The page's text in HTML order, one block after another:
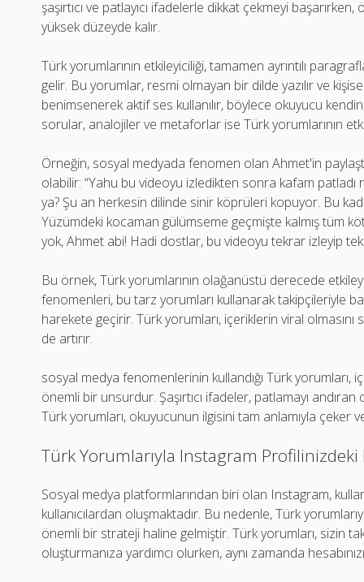
şaşırtıcı ve patlayıcı ifadelerle dikkat çekmeyi
yüksek düzeyde kalır.
Türk yorumlarının etkileyiciliği, tamamen ayrıntılı
gelir. Bu yorumlar, resmi olmayan bir dilde yazılır ve
benimsenerek aktif ses kullanılır, böylece okuyucu
sorular, analojiler ve metaforlar ise Türk yorumlarının
Örneğin, sosyal medyada fenomen olan Ahmet'in
olabilir: “Yahu bu videoyu izledikten sonra kafam
ya? Şu an herkesin dilinde sinir köprüleri kopuyor. Bu
Yüzümdeki kocaman gülümseme geçmişte kalmış tüm
yok, Ahmet abi! Hadi dostlar, bu videoyu tekrar izleyip
Bu örnek, Türk yorumlarının olağanüstü derecede
fenomenleri, bu tarz yorumları kullanarak takipçileriyle
harekete geçirir. Türk yorumları, içeriklerin viral olmasını
de artırır.
sosyal medya fenomenlerinin kullandığı Türk yorumları,
önemli bir unsurdur. Şaşırtıcı ifadeler, patlamayı
Türk yorumları, okuyucunun ilgisini tam anlamıyla çeker
Türk Yorumlarıyla Instagram Profilinizdeki
Sosyal medya platformlarından biri olan Instagram,
kullanıcılardan oluşmaktadır. Bu nedenle, Türk
önemli bir strateji haline gelmiştir. Türk yorumları, sizin
oluşturmanıza yardımcı olurken, aynı zamanda